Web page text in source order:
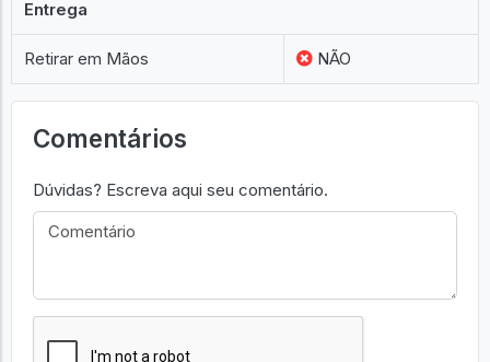
Entrega
Retirar em Mãos NÃO
Comentários
Dúvidas? Escreva aqui seu comentário.